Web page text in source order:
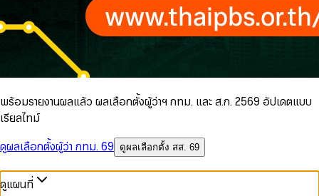
พร้อมรายงานผลแล้ว ผลเลือกตั้งผู้ว่าฯ กทม. และ ส.ก. 2569 อัปเดตแบบ
เรียลไทม์
ดูผลเลือกตั้งผู้ว่า กทม. 69
ดูผลเลือกตั้ง สส. 69
ดูแผนที่